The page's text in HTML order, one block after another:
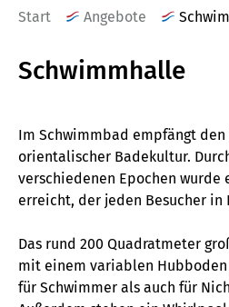
Start Angebote
Schwimmhalle
Im Schwimmbad empfängt
orientalischer Badekultur.
verschiedenen Epochen wurde
erreicht, der jeden Besucher in
Das rund 200 Quadratmeter
mit einem variablen
für Schwimmer als auch für